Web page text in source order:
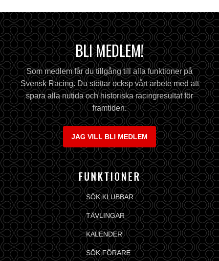
BLI MEDLEM!
Som medlem får du tillgång till alla funktioner på
Svensk Racing. Du stöttar ocksp vårt arbete med att
spara alla nutida och historiska racingresultat för
framtiden.
JAG VILL BLI MEDLEM
FUNKTIONER
SÖK KLUBBAR
TÄVLINGAR
KALENDER
SÖK FÖRARE